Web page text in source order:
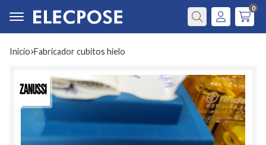
Buscar
0
Inicio fabricador cubitos hielo